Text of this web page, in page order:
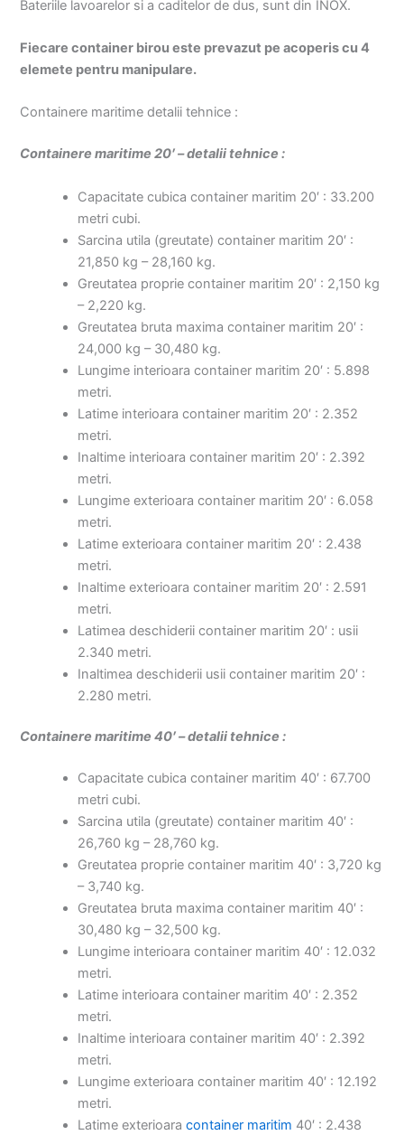
Bateriile lavoarelor si a caditelor de dus, sunt din INOX.
Fiecare container birou este prevazut pe acoperis cu 4
elemete pentru manipulare.
Containere maritime detalii tehnice :
Containere maritime 20′ – detalii tehnice :
Capacitate cubica container maritim 20′ : 33.200
metri cubi.
Sarcina utila (greutate) container maritim 20′ :
21,850 kg – 28,160 kg.
Greutatea proprie container maritim 20′ : 2,150 kg
– 2,220 kg.
Greutatea bruta maxima container maritim 20′ :
24,000 kg – 30,480 kg.
Lungime interioara container maritim 20′ : 5.898
metri.
Latime interioara container maritim 20′ : 2.352
metri.
Inaltime interioara container maritim 20′ : 2.392
metri.
Lungime exterioara container maritim 20′ : 6.058
metri.
Latime exterioara container maritim 20′ : 2.438
metri.
Inaltime exterioara container maritim 20′ : 2.591
metri.
Latimea deschiderii container maritim 20′ : usii
2.340 metri.
Inaltimea deschiderii usii container maritim 20′ :
2.280 metri.
Containere maritime 40′ – detalii tehnice :
Capacitate cubica container maritim 40′ : 67.700
metri cubi.
Sarcina utila (greutate) container maritim 40′ :
26,760 kg – 28,760 kg.
Greutatea proprie container maritim 40′ : 3,720 kg
– 3,740 kg.
Greutatea bruta maxima container maritim 40′ :
30,480 kg – 32,500 kg.
Lungime interioara container maritim 40′ : 12.032
metri.
Latime interioara container maritim 40′ : 2.352
metri.
Inaltime interioara container maritim 40′ : 2.392
metri.
Lungime exterioara container maritim 40′ : 12.192
metri.
Latime exterioaracontainer maritim 40′ : 2.438